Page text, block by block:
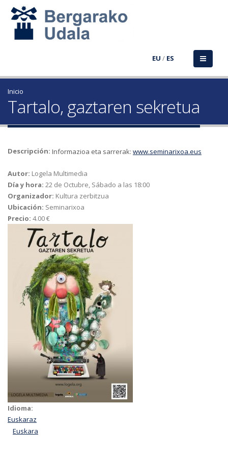
EU / ES
Inicio
Tartalo, gaztaren sekretua
Descripción: Informazioa eta sarrerak: www.seminarixoa.eus
Autor: Logela Multimedia
Día y hora: 22 de Octubre, Sábado a las 18:00
Organizador: Kultura zerbitzua
Ubicación: Seminarixoa
Precio: 4.00 €
Idioma:
Euskaraz
Euskara